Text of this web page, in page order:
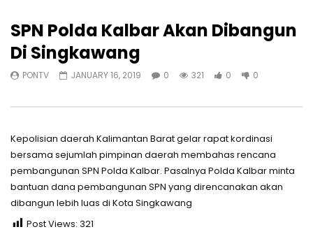
SPN Polda Kalbar Akan Dibangun
Di Singkawang
PONTV JANUARY 16, 2019 0 321 0 0
Kepolisian daerah Kalimantan Barat gelar rapat kordinasi
bersama sejumlah pimpinan daerah membahas rencana
pembangunan SPN Polda Kalbar. Pasalnya Polda Kalbar minta
bantuan dana pembangunan SPN yang direncanakan akan
dibangun lebih luas di Kota Singkawang
Post Views: 321